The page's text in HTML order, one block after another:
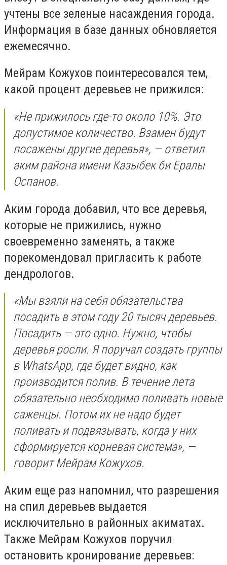
учтены все зеленые насаждения города.
Информация в базе данных обновляется
ежемесячно.
Мейрам Кожухов поинтересовался тем,
какой процент деревьев не прижился:
«Не прижилось где-то около 10%. Это
допустимое количество. Взамен будут
посажены другие деревья», — ответил
аким района имени Казыбек би Ералы
Оспанов.
Аким города добавил, что все деревья,
которые не прижились, нужно
своевременно заменять, а также
порекомендовал пригласить к работе
дендрологов.
«Мы взяли на себя обязательства
посадить в этом году 20 тысяч деревьев.
Посадить — это одно. Нужно, чтобы
деревья росли. Я поручал создать группы
в WhatsApp, где будет видно, как
производится полив. В течение лета
обязательно необходимо поливать новые
саженцы. Потом их не надо будет
поливать и подвязывать, когда у них
сформируется корневая система», —
говорит Мейрам Кожухов.
Аким еще раз напомнил, что разрешения
на спил деревьев выдается
исключительно в районных акиматах.
Также Мейрам Кожухов поручил
остановить кронирование деревьев: